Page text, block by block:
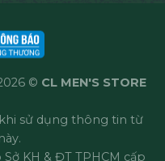
© CL MEN'S STORE
sử dụng thông tin từ
Sở KH & ĐT TPHCM cấp